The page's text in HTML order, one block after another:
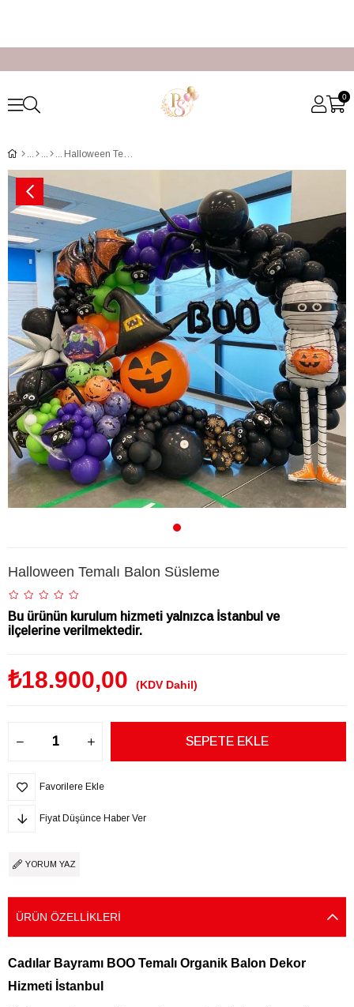
0
Halloween Temalı Balon Süsleme
Halloween Temalı Balon Süsleme
Bu ürünün kurulum hizmeti yalnızca İstanbul ve
ilçelerine verilmektedir.
₺18.900,00 (KDV Dahil)
Favorilere Ekle
Fiyat Düşünce Haber Ver
YORUM YAZ
ÜRÜN ÖZELLIKLERI
Cadılar Bayramı BOO Temalı Organik Balon Dekor
Hizmeti İstanbul